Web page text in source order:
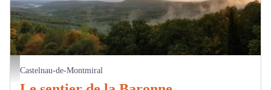
Forêt domaniale de Grésigne - ONF
Castelnau-de-Montmiral